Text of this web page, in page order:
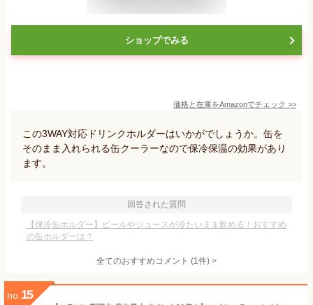
ショップでみる
価格と在庫をAmazonでチェック >>
この3WAY対応ドリンクホルダーはいかがでしょうか。缶を
そのまま入れられる缶クーラーなので保冷保温の効果があり
ます。
回答された質問
【保冷缶ホルダー】ビールやジュースが冷たいまま飲める！おすすめ
の缶ホルダーは？
全てのおすすめコメント (1件) >
no. 15